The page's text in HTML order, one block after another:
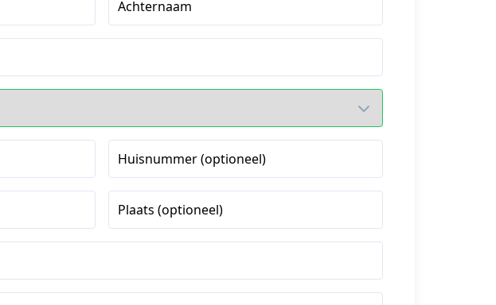
Achternaam
Huisnummer (optioneel)
Plaats (optioneel)